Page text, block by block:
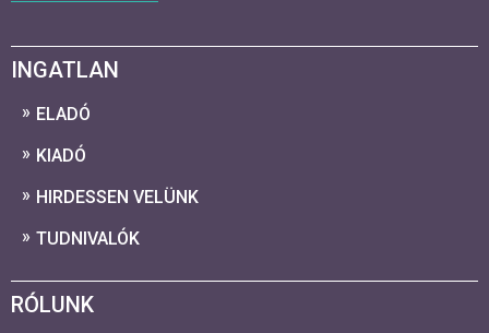
INGATLAN
ELADÓ
KIADÓ
HIRDESSEN VELÜNK
TUDNIVALÓK
RÓLUNK